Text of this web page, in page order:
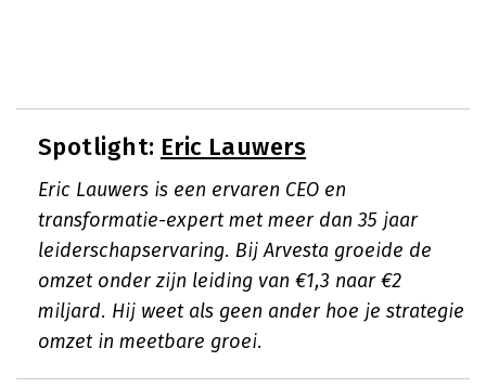
Spotlight: Eric Lauwers
Eric Lauwers is een ervaren CEO en
transformatie-expert met meer dan 35 jaar
leiderschapservaring. Bij Arvesta groeide de
omzet onder zijn leiding van €1,3 naar €2
miljard. Hij weet als geen ander hoe je strategie
omzet in meetbare groei.